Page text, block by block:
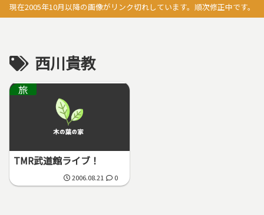
現在2005年10月以降の画像がリンク切れしています。順次修正中です。
西川貴教
旅
TMR武道館ライブ！
2006.08.21 0